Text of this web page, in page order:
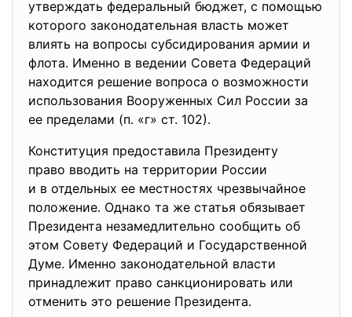
утверждать федеральный бюджет, с помощью
которого законодательная власть может
влиять на вопросы субсидирования армии и
флота. Именно в ведении Совета Федераций
находится решение вопроса о возможности
использования Вооруженных Сил России за
ее пределами (п. «г» ст. 102).
Конституция предоставила Президенту
право вводить на территории России
и в отдельных ее местностях чрезвычайное
положение. Однако та же статья обязывает
Президента незамедлительно сообщить об
этом Совету Федераций и Государственной
Думе. Именно законодательной власти
принадлежит право санкционировать или
отменить это решение Президента.